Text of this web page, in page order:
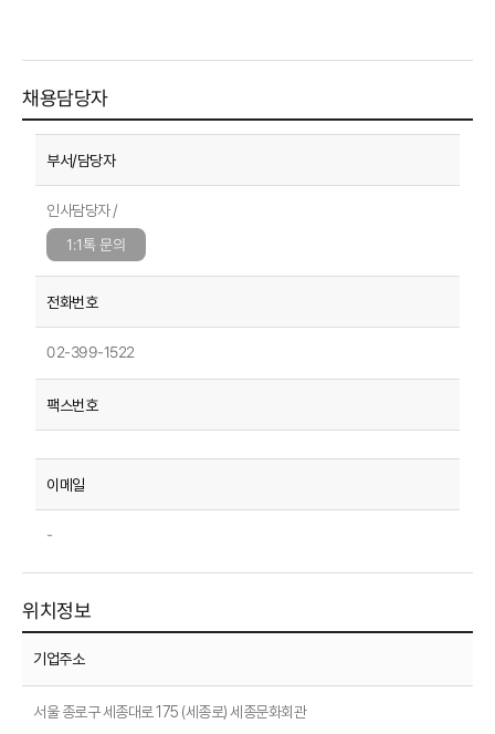
채용담당자
인사담당자 /
1:1톡 문의
02-399-1522
-
위치정보
기업주소
서울 종로구 세종대로 175 (세종로) 세종문화회관